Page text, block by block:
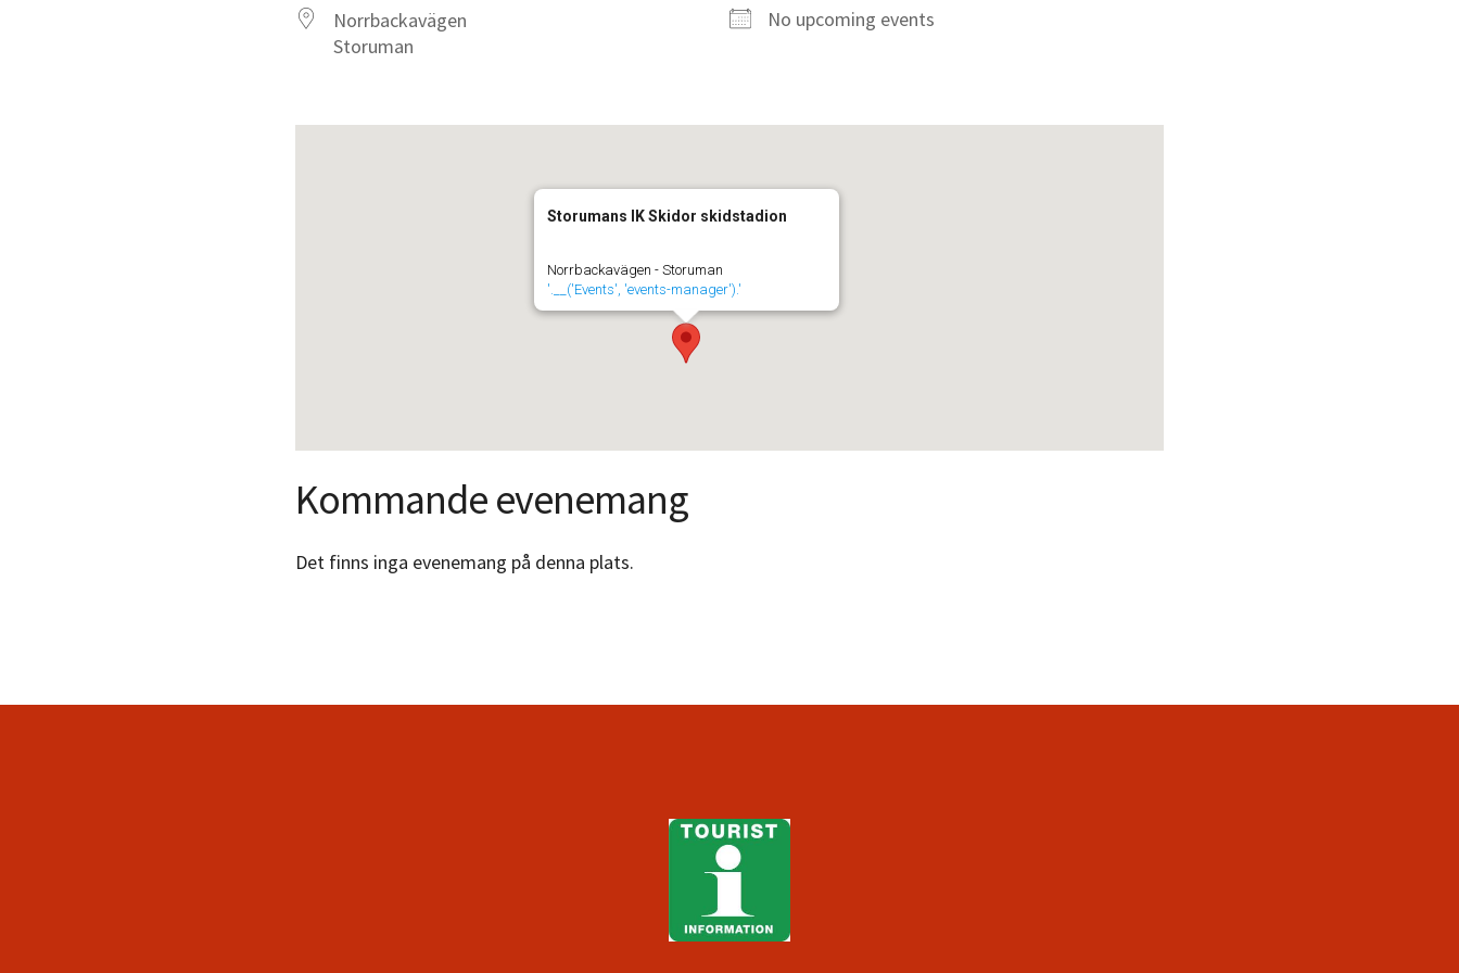
Norrbackavägen
Storuman
No upcoming events
Storumans IK Skidor skidstadion
Norrbackavägen - Storuman
'.__('Events', 'events-manager').'
Kommande evenemang
Det finns inga evenemang på denna plats.